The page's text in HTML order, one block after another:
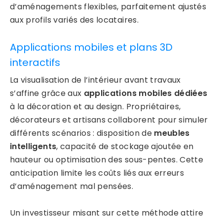
d’aménagements flexibles, parfaitement ajustés
aux profils variés des locataires.
Applications mobiles et plans 3D
interactifs
La visualisation de l’intérieur avant travaux
s’affine grâce aux applications mobiles dédiées
à la décoration et au design. Propriétaires,
décorateurs et artisans collaborent pour simuler
différents scénarios : disposition de meubles
intelligents, capacité de stockage ajoutée en
hauteur ou optimisation des sous-pentes. Cette
anticipation limite les coûts liés aux erreurs
d’aménagement mal pensées.
Un investisseur misant sur cette méthode attire